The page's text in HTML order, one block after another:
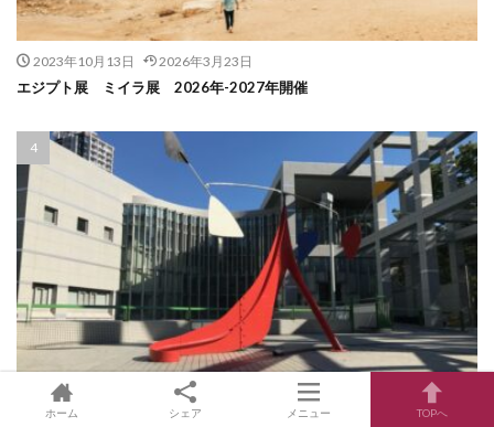
2023年10月13日 2026年3月23日
エジプト展 ミイラ展 2026年-2027年開催
2026年4月2日 2026年5月7日
ホーム シェア メニュー TOPへ